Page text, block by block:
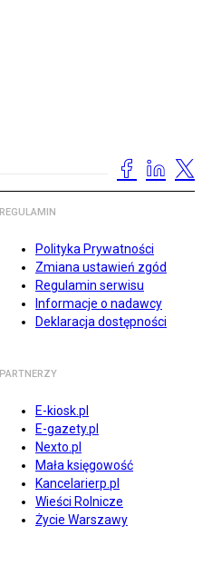
REGULAMIN
Polityka Prywatności
Zmiana ustawień zgód
Regulamin serwisu
Informacje o nadawcy
Deklaracja dostępności
PARTNERZY
E-kiosk.pl
E-gazety.pl
Nexto.pl
Mała księgowość
Kancelarierp.pl
Wieści Rolnicze
Życie Warszawy